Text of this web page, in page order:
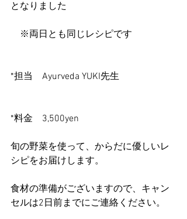
となりました
※両日とも同じレシピです
*担当　Ayurveda YUKI先生
*料金　3,500yen
旬の野菜を使って、からだに優しいレ
シピをお届けします。
食材の準備がございますので、キャン
セルは2日前までにご連絡ください。